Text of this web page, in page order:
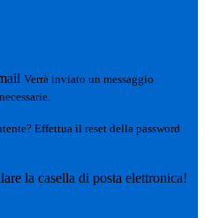
Verrà inviato un messaggio
Effettua il reset della password
la casella di posta elettronica!